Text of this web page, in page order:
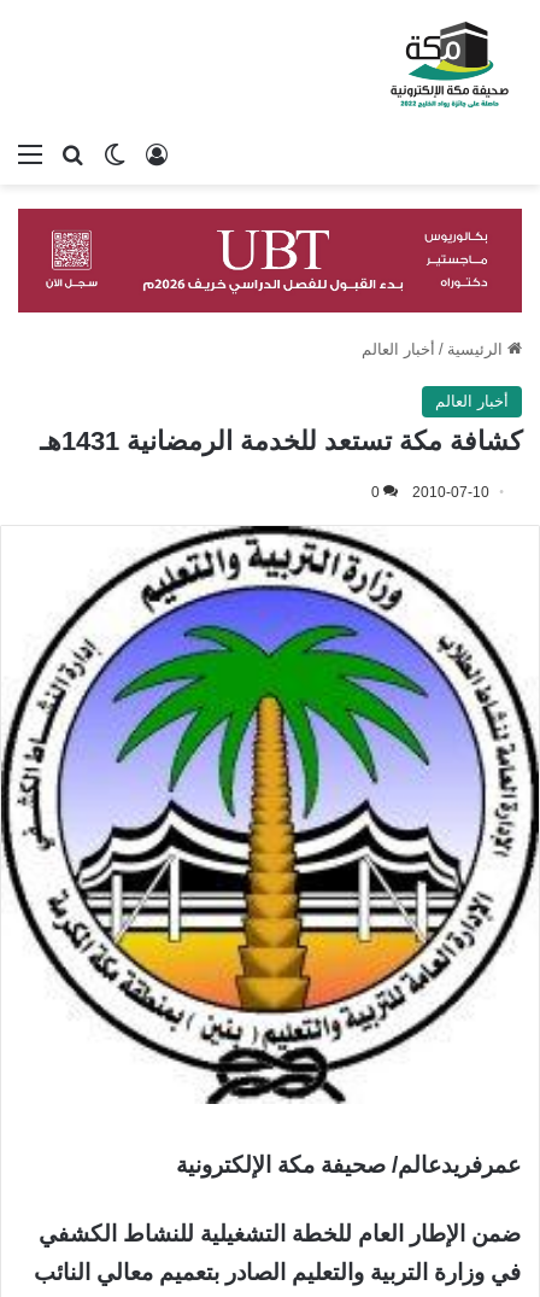
بحثالوضع
تسجيل الدخول
الرئيسية / أخبار العالم
أخبار العالم
كشافة مكة تستعد للخدمة الرمضانية 1431هـ
2010-07-10
0
عمرفريدعالم/ صحيفة مكة الإلكترونية
ضمن الإطار العام للخطة التشغيلية للنشاط الكشفي
في وزارة التربية والتعليم الصادر بتعميم معالي النائب